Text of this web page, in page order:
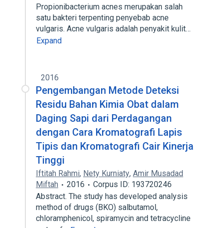
Propionibacterium acnes merupakan salah
satu bakteri terpenting penyebab acne
vulgaris. Acne vulgaris adalah penyakit kulit…
Expand
2016
Pengembangan Metode Deteksi
Residu Bahan Kimia Obat dalam
Daging Sapi dari Perdagangan
dengan Cara Kromatografi Lapis
Tipis dan Kromatografi Cair Kinerja
Tinggi
Iftitah Rahmi, Nety Kurniaty, Amir Musadad
Miftah
2016
Corpus ID: 193720246
Abstract. The study has developed analysis
method of drugs (BKO) salbutamol,
chloramphenicol, spiramycin and tetracycline